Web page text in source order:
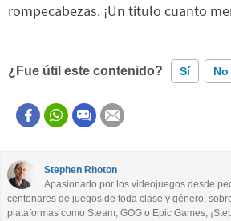
rompecabezas. ¡Un título cuanto
¿Fue útil este contenido? Sí No
Este contenido contiene información
Otro
Stephen Rhoton
Apasionado por los videojuegos desde
centenares de juegos de toda clase y género,
plataformas como Steam, GOG o Epic Games,